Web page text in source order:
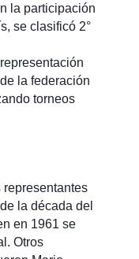
la participación
se clasificó 2°
la federación
torneos
la década del
en 1961 se
Otros